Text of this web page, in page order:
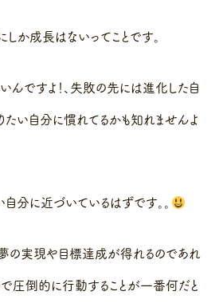
か成長はないってことです。
んですよ！、失敗の先には進化した自
たい自分に慣れてるかも知れませんよ
自分に近づいているはずです。。
の実現や目標達成が得れるのであれ
圧倒的に行動することが一番何だと